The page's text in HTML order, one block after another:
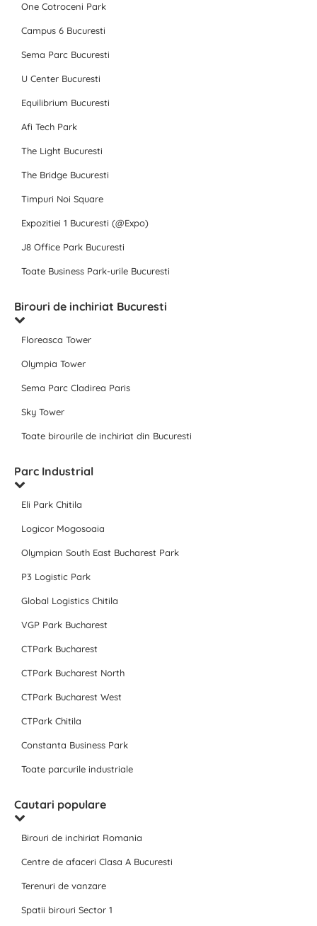
One Cotroceni Park
Campus 6 Bucuresti
Sema Parc Bucuresti
U Center Bucuresti
Equilibrium Bucuresti
Afi Tech Park
The Light Bucuresti
The Bridge Bucuresti
Timpuri Noi Square
Expozitiei 1 Bucuresti (@Expo)
J8 Office Park Bucuresti
Toate Business Park-urile Bucuresti
Birouri de inchiriat Bucuresti
Floreasca Tower
Olympia Tower
Sema Parc Cladirea Paris
Sky Tower
Toate birourile de inchiriat din Bucuresti
Parc Industrial
Eli Park Chitila
Logicor Mogosoaia
Olympian South East Bucharest Park
P3 Logistic Park
Global Logistics Chitila
VGP Park Bucharest
CTPark Bucharest
CTPark Bucharest North
CTPark Bucharest West
CTPark Chitila
Constanta Business Park
Toate parcurile industriale
Cautari populare
Birouri de inchiriat Romania
Centre de afaceri Clasa A Bucuresti
Terenuri de vanzare
Spatii birouri Sector 1